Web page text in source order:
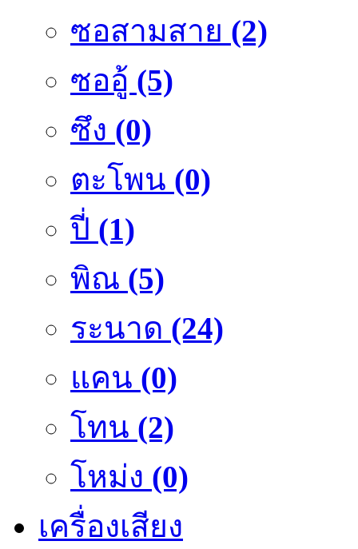
ซอสามสาย (2)
ซออู้ (5)
ซึง (0)
ตะโพน (0)
ปี่ (1)
พิณ (5)
ระนาด (24)
แคน (0)
โทน (2)
โหม่ง (0)
เครื่องเสียง